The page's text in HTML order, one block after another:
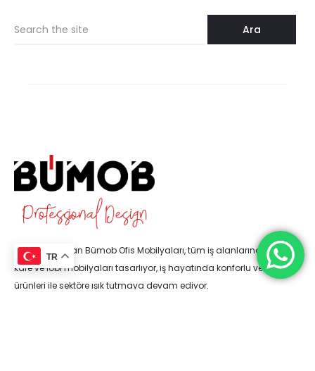
Ara:
1986’da kurulan Bümob Ofis Mobilyaları, tüm iş alanlarına, ofis,
kafe ve lobi mobilyaları tasarlıyor, iş hayatında konforlu ve kaliteli
ürünleri ile sektöre ışık tutmaya devam ediyor.
TR